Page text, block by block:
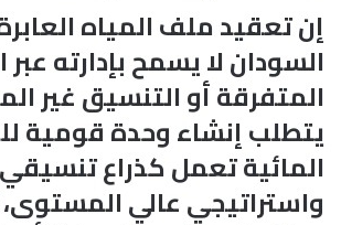
إن تعقيد ملف المياه
السودان لا يسمح بإدارته
المتفرقة أو التنسيق غير
يتطلب إنشاء وحدة قومية
المائية تعمل كذراع تنسيقي
واستراتيجي عالي المستوى،